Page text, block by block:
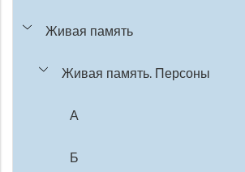
Живая память
Живая память. Персоны
А
Б